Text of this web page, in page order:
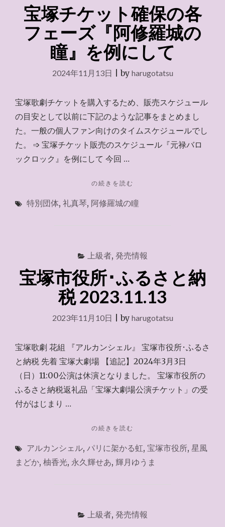
（阿
修
羅
城
の
の
合）"
宝塚チケット確保の各
フェーズ『阿修羅城の
瞳』を例にして
2024年11月13日 |by harugotatsu
宝塚歌劇チケットを購入するため、販売スケジュール
の目安として以前に下記のような記事をまとめまし
た。一般の個人ファン向けのタイムスケジュールでし
た。 ➩ 宝塚チケット販売のスケジュール『元禄バロ
ックロック』を例にして 今回 …
"宝
チ
保
の
各
フ
ェ
ズ
羅
城
の
瞳』
を
し
の続きを読む
特別団体, 礼真琴, 阿修羅城の瞳
上級者, 発売情報
宝塚市役所･ふるさと納
税 2023.11.13
2023年11月10日 |by harugotatsu
宝塚歌劇 花組 『アルカンシェル』 宝塚市役所･ふるさ
と納税 先着 宝塚大劇場 【追記】2024年3月3日
（日）11:00公演は休演となりました。 宝塚市役所の
ふるさと納税返礼品「宝塚大劇場公演チケット」の受
付がはじまり …
"宝
市
役
と
の続きを読む
アルカンシェル, パリに架かる虹, 宝塚市役所, 星風
まどか, 柚香光, 永久輝せあ, 輝月ゆうま
上級者, 発売情報